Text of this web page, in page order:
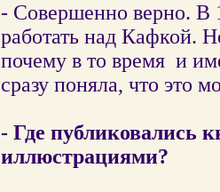
- Совершенно верно. В
работать над Кафкой.
почему в то время и
сразу поняла, что это
- Где публиковались
иллюстрациями?